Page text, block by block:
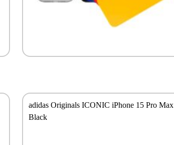
adidas Originals ICONIC iPhone 15 Pro Max
Black